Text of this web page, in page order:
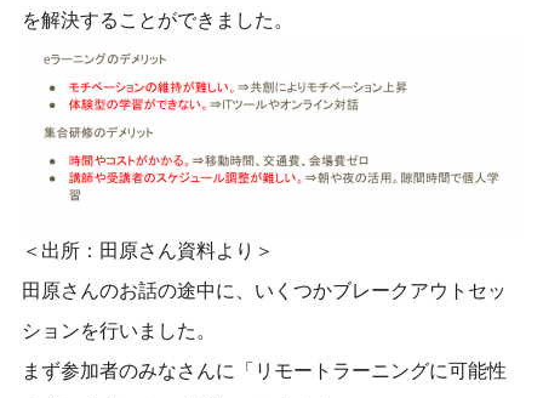
を解決することができました。
＜出所：田原さん資料より＞
田原さんのお話の途中に、いくつかブレークアウトセッ
ションを行いました。
まず参加者のみなさんに「リモートラーニングに可能性